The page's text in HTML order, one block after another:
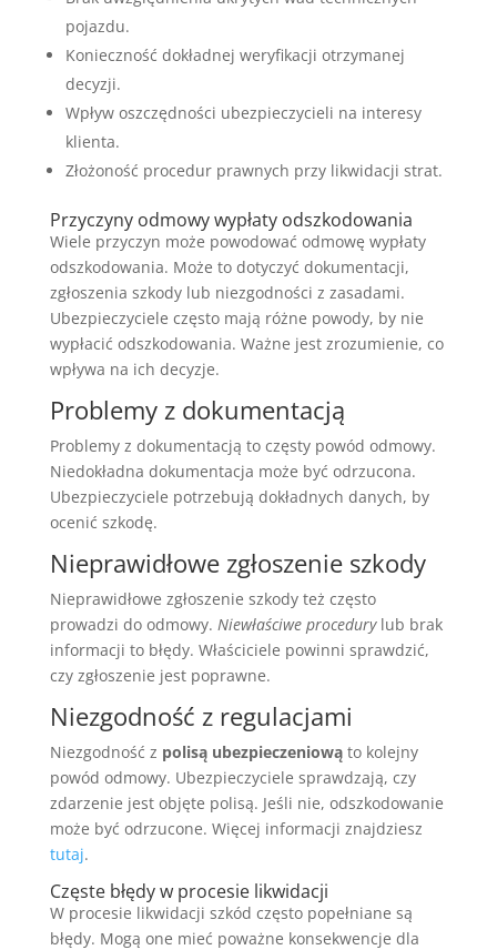
pojazdu.
Konieczność dokładnej weryfikacji otrzymanej
decyzji.
Wpływ oszczędności ubezpieczycieli na interesy
klienta.
Złożoność procedur prawnych przy likwidacji strat.
Przyczyny odmowy wypłaty odszkodowania
Wiele przyczyn może powodować odmowę wypłaty
odszkodowania. Może to dotyczyć dokumentacji,
zgłoszenia szkody lub niezgodności z zasadami.
Ubezpieczyciele często mają różne powody, by nie
wypłacić odszkodowania. Ważne jest zrozumienie, co
wpływa na ich decyzje.
Problemy z dokumentacją
Problemy z dokumentacją to częsty powód odmowy.
Niedokładna dokumentacja może być odrzucona.
Ubezpieczyciele potrzebują dokładnych danych, by
ocenić szkodę.
Nieprawidłowe zgłoszenie szkody
Nieprawidłowe zgłoszenie szkody też często
prowadzi do odmowy. Niewłaściwe procedurylub brak
informacji to błędy. Właściciele powinni sprawdzić,
czy zgłoszenie jest poprawne.
Niezgodność z regulacjami
Niezgodność z polisą ubezpieczeniowąto kolejny
powód odmowy. Ubezpieczyciele sprawdzają, czy
zdarzenie jest objęte polisą. Jeśli nie, odszkodowanie
może być odrzucone. Więcej informacji znajdziesz
tutaj.
Częste błędy w procesie likwidacji
W procesie likwidacji szkód często popełniane są
błędy. Mogą one mieć poważne konsekwencje dla